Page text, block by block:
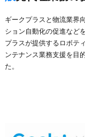
ギークプラスと物流業界
ション自動化の促進など
プラスが提供するロボテ
ンテナンス業務支援を目
た。